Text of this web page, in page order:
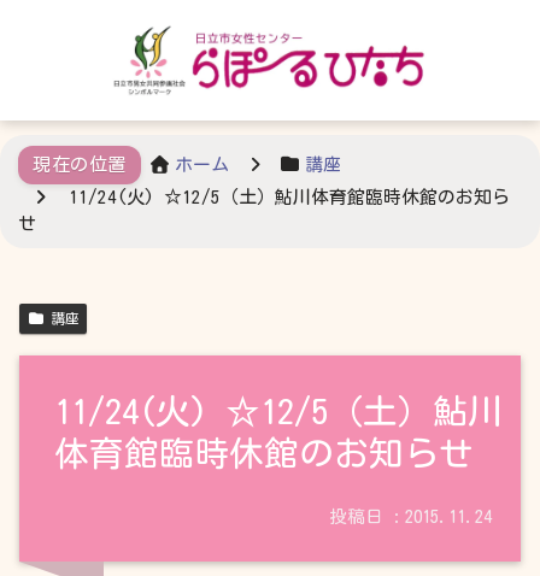
ホーム
講座
11/24(火) ☆12/5（土）鮎川体育館臨時休館のお知ら
せ
講座
11/24(火) ☆12/5（土）鮎川
体育館臨時休館のお知らせ
2015.11.24